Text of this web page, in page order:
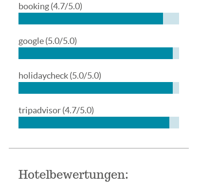
booking(4.7/5.0)
google(5.0/5.0)
holidaycheck(5.0/5.0)
tripadvisor(4.7/5.0)
Hotelbewertungen: